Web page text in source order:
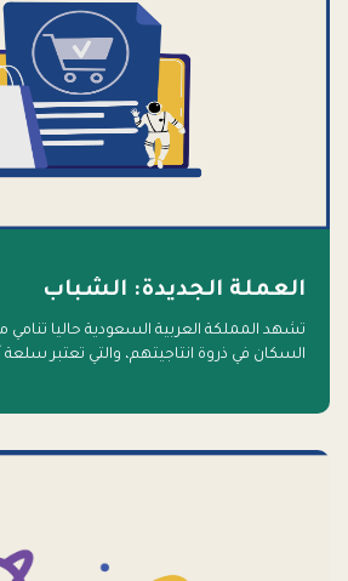
العملة الجديدة: الشباب
السكان في ذروة انتاجيتهم، والتي تعتبر سلعة